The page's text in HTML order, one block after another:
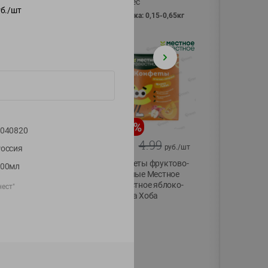
фасовка: 0,15-0,65кг
-13
5.99
Яйца перепелиные
Молодецкие
%
4.99 руб./шт
Конфеты фруктово-
ягодные Местное
известное яблоко-
тыква Хоба
шт